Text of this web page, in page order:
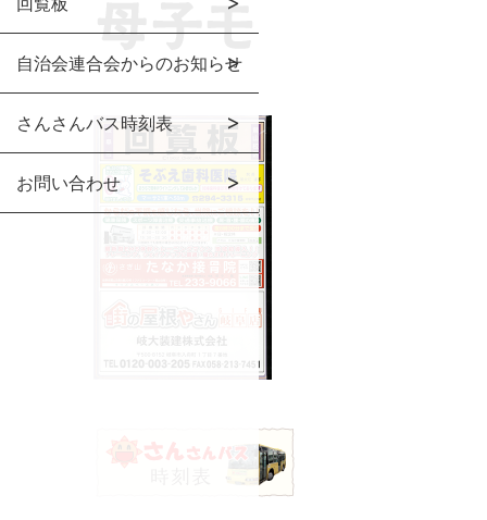
自治会連合会からのお知らせ
さんさんバス時刻表
お問い合わせ